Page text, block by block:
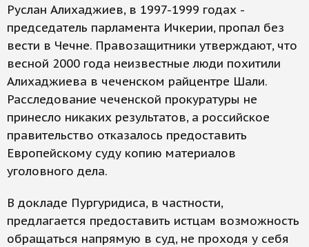
Руслан Алихаджиев, в 1997-1999 годах -
председатель парламента Ичкерии, пропал без
вести в Чечне. Правозащитники утверждают, что
весной 2000 года неизвестные люди похитили
Алихаджиева в чеченском райцентре Шали.
Расследование чеченской прокуратуры не
принесло никаких результатов, а российское
правительство отказалось предоставить
Европейскому суду копию материалов
уголовного дела.
В докладе Пургуридиса, в частности,
предлагается предоставить истцам возможность
обращаться напрямую в суд, не проходя у себя